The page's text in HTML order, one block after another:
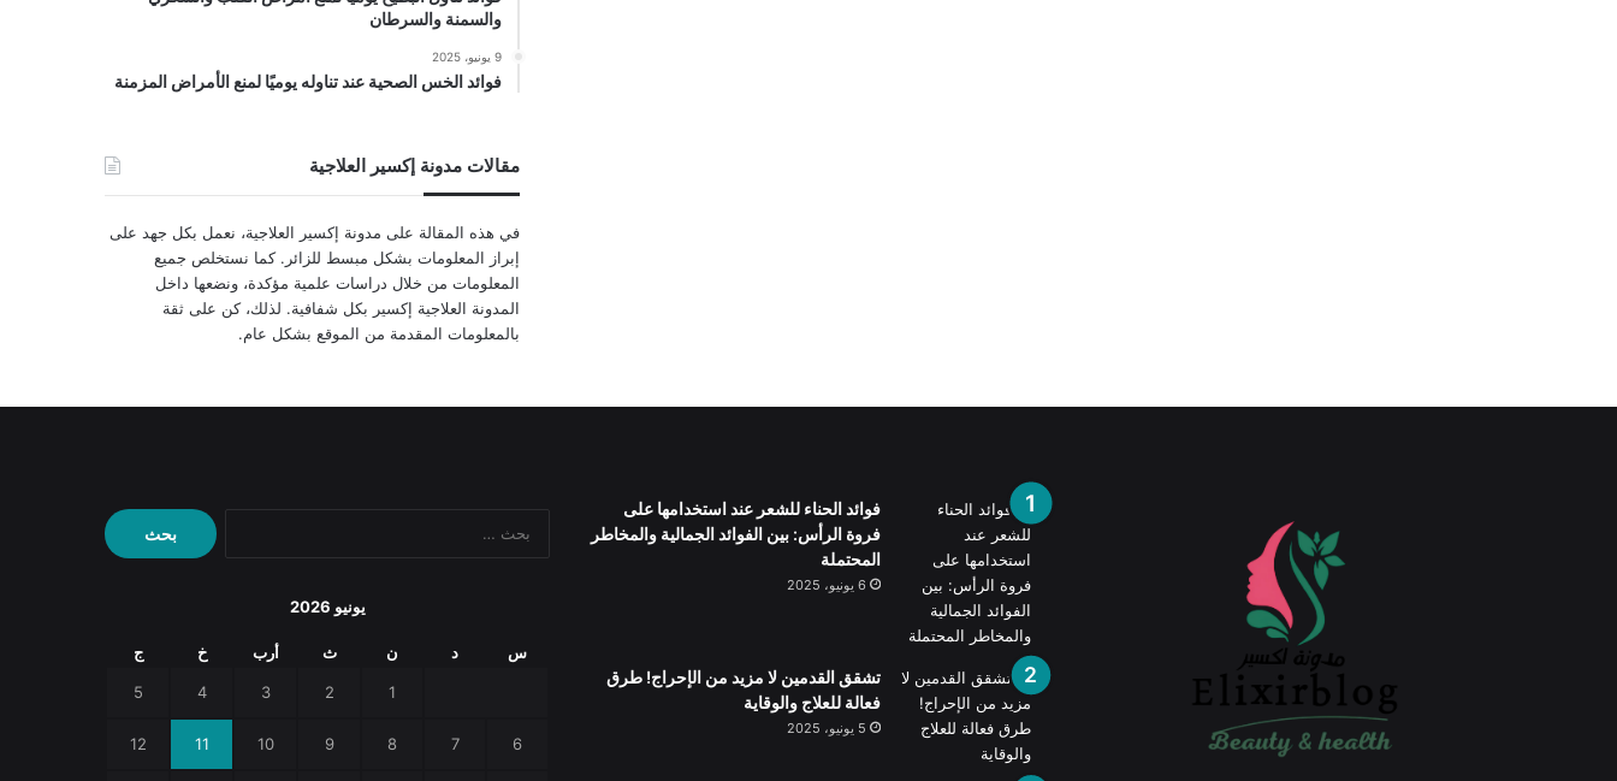
والسمنة والسرطان
9 يونيو، 2025
فوائد الخس الصحية عند تناوله يوميًا لمنع الأمراض المزمنة
مقالات مدونة إكسير العلاجية
في هذه المقالة على مدونة إكسير العلاجية، نعمل بكل جهد على
إبراز المعلومات بشكل مبسط للزائر. كما نستخلص جميع
المعلومات من خلال دراسات علمية مؤكدة، ونضعها داخل
المدونة العلاجية إكسير بكل شفافية. لذلك، كن على ثقة
بالمعلومات المقدمة من الموقع بشكل عام.
فوائد الحناء للشعر عند استخدامها على
فروة الرأس: بين الفوائد الجمالية والمخاطر
المحتملة
6 يونيو، 2025
تشقق القدمين لا مزيد من الإحراج! طرق
فعالة للعلاج والوقاية
5 يونيو، 2025
البحث
عن:
يونيو 2026
س د ن ث أرب خ ج
1
2
3
4
5
6
7
8
9
10
11
12